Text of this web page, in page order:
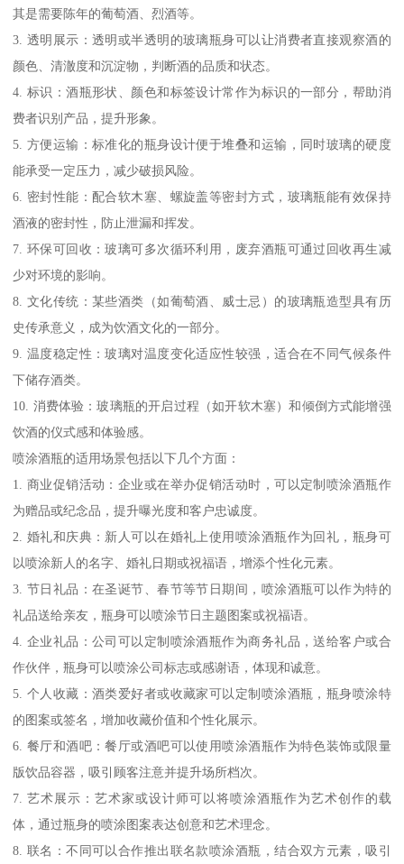
其是需要陈年的葡萄酒、烈酒等。
3. 透明展示：透明或半透明的玻璃瓶身可以让消费者直接观察酒的
颜色、清澈度和沉淀物，判断酒的品质和状态。
4. 标识：酒瓶形状、颜色和标签设计常作为标识的一部分，帮助消
费者识别产品，提升形象。
5. 方便运输：标准化的瓶身设计便于堆叠和运输，同时玻璃的硬度
能承受一定压力，减少破损风险。
6. 密封性能：配合软木塞、螺旋盖等密封方式，玻璃瓶能有效保持
酒液的密封性，防止泄漏和挥发。
7. 环保可回收：玻璃可多次循环利用，废弃酒瓶可通过回收再生减
少对环境的影响。
8. 文化传统：某些酒类（如葡萄酒、威士忌）的玻璃瓶造型具有历
史传承意义，成为饮酒文化的一部分。
9. 温度稳定性：玻璃对温度变化适应性较强，适合在不同气候条件
下储存酒类。
10. 消费体验：玻璃瓶的开启过程（如开软木塞）和倾倒方式能增强
饮酒的仪式感和体验感。
喷涂酒瓶的适用场景包括以下几个方面：
1. 商业促销活动：企业或在举办促销活动时，可以定制喷涂酒瓶作
为赠品或纪念品，提升曝光度和客户忠诚度。
2. 婚礼和庆典：新人可以在婚礼上使用喷涂酒瓶作为回礼，瓶身可
以喷涂新人的名字、婚礼日期或祝福语，增添个性化元素。
3. 节日礼品：在圣诞节、春节等节日期间，喷涂酒瓶可以作为特的
礼品送给亲友，瓶身可以喷涂节日主题图案或祝福语。
4. 企业礼品：公司可以定制喷涂酒瓶作为商务礼品，送给客户或合
作伙伴，瓶身可以喷涂公司标志或感谢语，体现和诚意。
5. 个人收藏：酒类爱好者或收藏家可以定制喷涂酒瓶，瓶身喷涂特
的图案或签名，增加收藏价值和个性化展示。
6. 餐厅和酒吧：餐厅或酒吧可以使用喷涂酒瓶作为特色装饰或限量
版饮品容器，吸引顾客注意并提升场所档次。
7. 艺术展示：艺术家或设计师可以将喷涂酒瓶作为艺术创作的载
体，通过瓶身的喷涂图案表达创意和艺术理念。
8. 联名：不同可以合作推出联名款喷涂酒瓶，结合双方元素，吸引